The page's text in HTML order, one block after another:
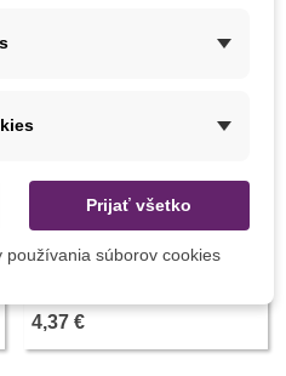
Pridať do košíka
Miniskleník parapetný - 44 x
4,37 €
Prijať všetko
súborov cookies